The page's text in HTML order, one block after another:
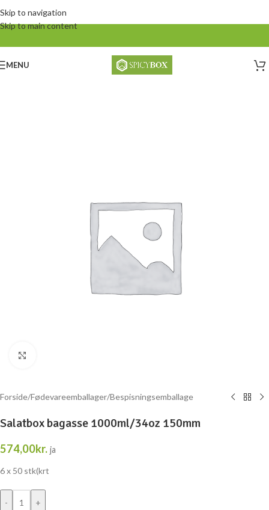
Skip to navigation
Skip to main content
MENU
Forside/Fødevareemballager/Bespisningsemballage
Salatbox bagasse 1000ml/34oz 150mm
574,00kr. ja
6 x 50 stk(krt